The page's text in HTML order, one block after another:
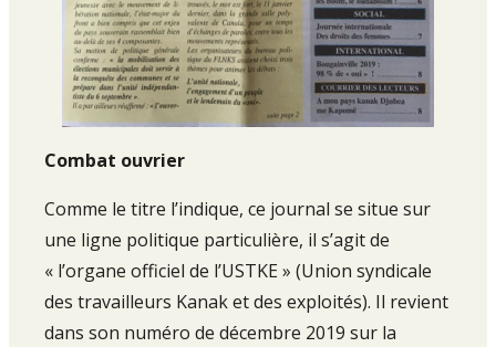
Combat ouvrier
Comme le titre l’indique, ce journal se situe sur
une ligne politique particulière, il s’agit de
« l’organe officiel de l’USTKE » (Union syndicale
des travailleurs Kanak et des exploités). Il revient
dans son numéro de décembre 2019 sur la